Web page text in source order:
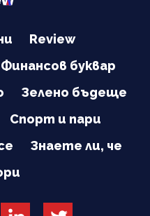
Review
Финансов буквар
Зелено бъдеще
Спорт и пари
Знаете ли, че